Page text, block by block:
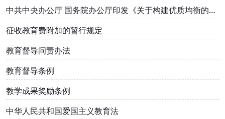
中共中央办公厅 国务院办公厅印发《关于构建优质均衡的基
本公共教育服务体系的意见》
征收教育费附加的暂行规定
教育督导问责办法
教育督导条例
教学成果奖励条例
中华人民共和国爱国主义教育法